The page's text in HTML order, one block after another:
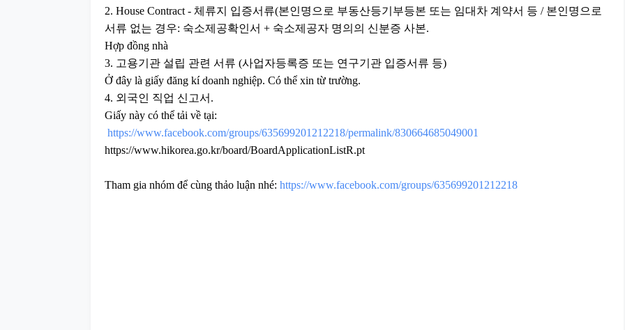
2. House Contract - 체류지 입증서류(본인명으로 부동산등기부등본 또는 임대차 계약서 등 / 본인명으로
서류 없는 경우: 숙소제공확인서 + 숙소제공자 명의의 신분증 사본.
Hợp đồng nhà
3. 고용기관 설립 관련 서류 (사업자등록증 또는 연구기관 입증서류 등)
Ở đây là giấy đăng kí doanh nghiệp. Có thể xin từ trường.
4. 외국인 직업 신고서.
Giấy này có thể tải về tại:
https://www.facebook.com/groups/635699201212218/permalink/830664685049001
https://www.hikorea.go.kr/board/BoardApplicationListR.pt
Tham gia nhóm để cùng thảo luận nhé: https://www.facebook.com/groups/635699201212218